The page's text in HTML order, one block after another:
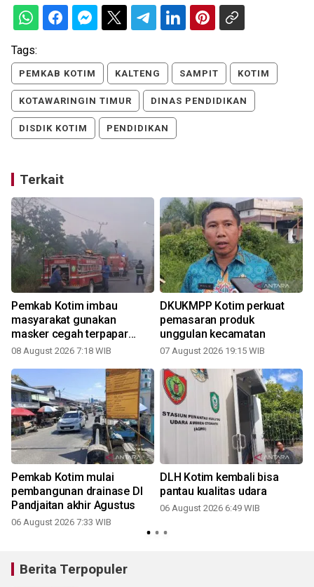
Tags:
PEMKAB KOTIM KALTENG SAMPIT KOTIM
KOTAWARINGIN TIMUR DINAS PENDIDIKAN
DISDIK KOTIM PENDIDIKAN
Terkait
Pemkab Kotim imbau
masyarakat gunakan
masker cegah terpapar
udara tidak sehat
08 August 2026 7:18 WIB
DKUKMPP Kotim perkuat
pemasaran produk
unggulan kecamatan
07 August 2026 19:15 WIB
Pemkab Kotim mulai
pembangunan drainase DI
Pandjaitan akhir Agustus
06 August 2026 7:33 WIB
DLH Kotim kembali bisa
pantau kualitas udara
06 August 2026 6:49 WIB
Berita Terpopuler